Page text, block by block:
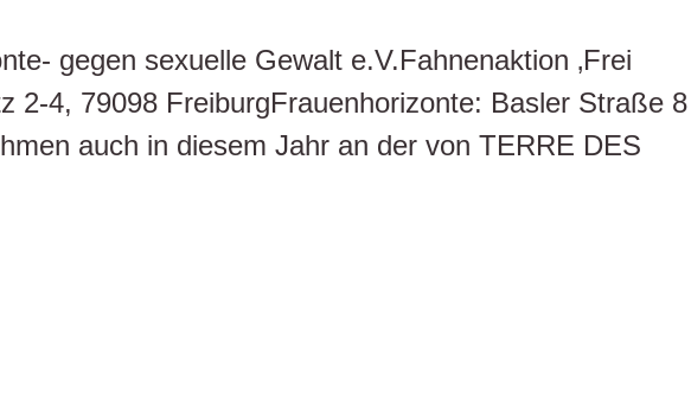
gegen sexuelle Gewalt e.V.Fahnenaktion ‚Frei
2-4, 79098 FreiburgFrauenhorizonte: Basler Straße 8
auch in diesem Jahr an der von TERRE DES